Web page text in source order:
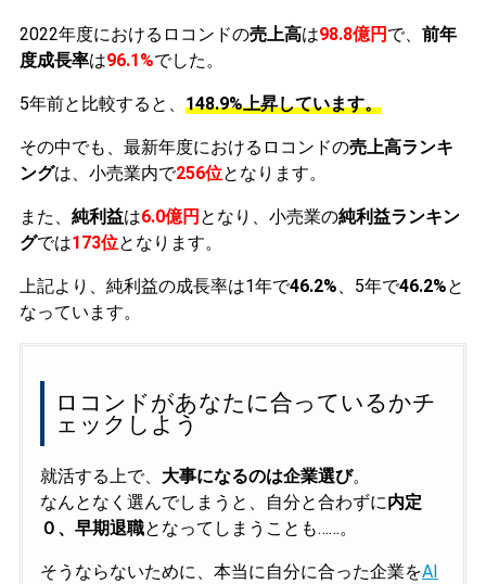
2022年度におけるロコンドの売上高は98.8億円 で、 前年
度成長率は96.1%でした。
5年前と比較すると、 148.9%上昇しています。
その中でも、最新年度におけるロコンドの売上高ランキ
ングは、小売業内で256位となります。
また、 純利益は6.0億円 となり、小売業の純利益ランキン
グでは173位となります。
上記より、純利益の成長率は1年で46.2%、5年で46.2%と
なっています。
ロコンドがあなたに合っているかチ
ェックしよう
就活する上で、 大事になるのは企業選び。
なんとなく選んでしまうと、自分と合わずに内定
０、早期退職となってしまうことも……。
そうならないために、本当に自分に合った企業をAI